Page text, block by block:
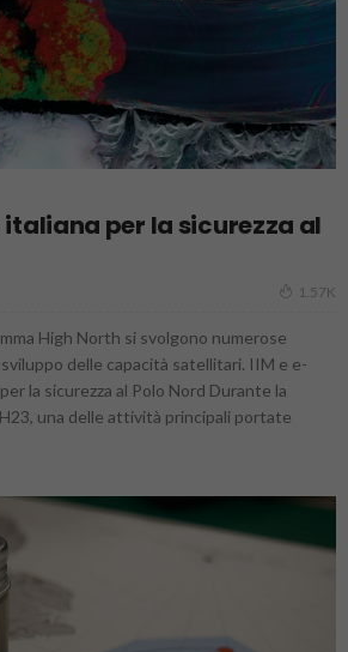
per la sicurezza al
1.57K
High North si svolgono numerose
delle capacità satellitari. IIM e e-
la sicurezza al Polo Nord Durante la
una delle attività principali portate